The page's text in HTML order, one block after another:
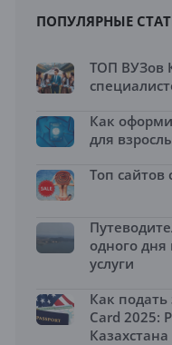
ПОПУЛЯРНЫЕ
ТОП ВУЗов
Как
для
Топ
одного
услуги
Как
Card 2025:
Казахстана